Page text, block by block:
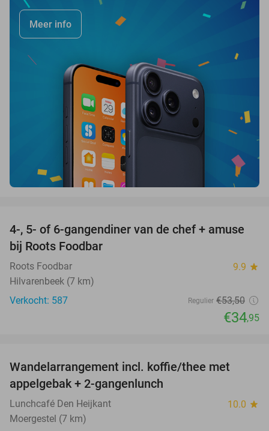
Meer info
35%
4-, 5- of 6-gangendiner van de chef + amuse
bij Roots Foodbar
Roots Foodbar 9.9 star
Hilvarenbeek (7 km)
Verkocht: 587
Regulier €53,50
€34,95
Wandelarrangement incl. koffie/thee met
appelgebak + 2-gangenlunch
Lunchcafé Den Heijkant 10.0 star
Moergestel (7 km)